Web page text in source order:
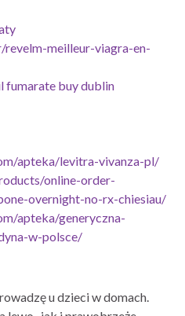
meilleur-viagra-en-
fumarate buy dublin
apteka/levitra-vivanza-pl/
online-order-
overnight-no-rx-chiesiau/
apteka/generyczna-
w-polsce/
u dzieci w domach.